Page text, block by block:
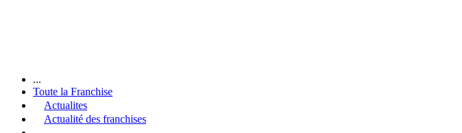
...
Toute la Franchise
Actualites
Actualité des franchises